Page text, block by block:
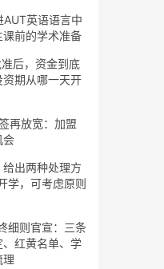
英语语言中
前的学术准备
后，资金到底
期从哪一天开
再放宽：加盟
会
出两种处理方
学，可考虑原则
细则官宣：三条
红黄名单、学
理